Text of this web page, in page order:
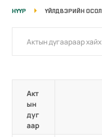
НҮҮР ҮЙЛДВЭРИЙН ОСОЛ
Акт
ын
дуг
аар